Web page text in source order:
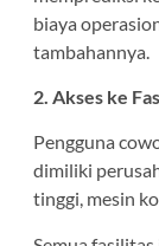
biaya
tambahannya.
2. Akses ke
Pengguna
dimiliki
tinggi, mesin